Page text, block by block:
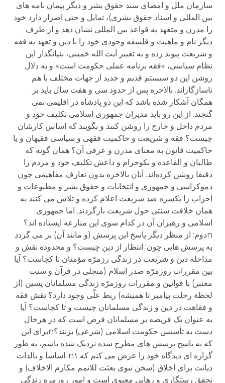
سازمان ملل و امضای سند حقوق بشر و دیگر پیمان نامه های
بین المللی و اسناد حقوق بشری)، تمایل و حتی اصرار دارد خود
را مدرن و متعهد به قواعد بین المللی نشان دهد و از طرف
دیگر نام و ماهیت و فلسفه وجودی خود را با دین و تعهد به فقه
و شریعت پیوند زده و به تعبیر آیت الله خمینی، بنیانگذار این
نظام سیاسی، «فقه برنامه عملی حکومت است» و به دلال
روشن این دو سیستم قدیم و جدید از جهات مختلف با هم
ناسازگاراند. بالاخره پس از حدود سی و هفت سال باید بر
همگان آشکار شده باشد که این دو پادشاه در اقلیمی نمی
گنجند. از این رو باید مدیران جمهوری اسلامی تکلیف خود و
مردم داخل و خارج را روشن کنند و بگویند که اساس کارشان
چیست؟ فقه و شریعت و حاکمیت فقهی و سیاسی فقیهان و یا
حاکمیت قانون به معنای مدرن و عرفی آن؟ همان گونه که
طالبان و القاعده و بکوحرام و داعش تکلیف خود و مردم را
دقیقا روشن کرده‌اند. آنان بالاخره بدون تعارف مفاهیمی چون
دموکراسی و جمهوری و انتخابات و حقوق بشر و مطبوعات و
احزاب را یکسره ضد شریعت اعلام کرده و تلاش می کنند به
همان خلافت سنتی حول شریعت بازگردند. اما جمهوری
اسلامی و رهبران آن در کدام سوی این منازعه ایستاده اند؟
nدوم: از منظر دیگر پاسخ این پرسش (و مانند آن) بر می گردد
به پرسش هایی چون: انتظار از دین چیست؟ و محدودة نقش و
مداخله دین و شریعت در زندگی رزمرّه مؤمنان تا کجاست؟ آیا
بین مقررات روزمرّه صدر اسلام (متجلی در قرآن و سنت
معتبر) با قوانین و مقررات روزمرّه زندگی مسلمانان پسین (از
لحظة رحلت پیامبر تا همیشه) ربط علّی وجود دارد؟ نقش فقه
و فقاهت در دین و زندگی مسلمانان چیست و تا کجاست؟ آیا
به عنوان یک فریضه بر مسلمانان فرض است که در هرحال
دست به تأسیس حکومت اسلامی (شرعی) بزنند؟nبرای این
که به پاسخ پرسش های مطرح شده نزدیک شده باشم، به طور
گزاره ای دیدگاه خود را عرض می کنم که:n۱-اساسا و بالذات
دیانت برای اخلاق (سخن نبوی بعثت للاتمم مکارم الاخلاف) و
تحقق رستگاری و رهایی معنوی است و امور روزمره زندگی